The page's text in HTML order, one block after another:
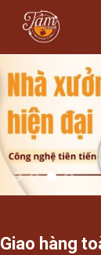
Giao hàng